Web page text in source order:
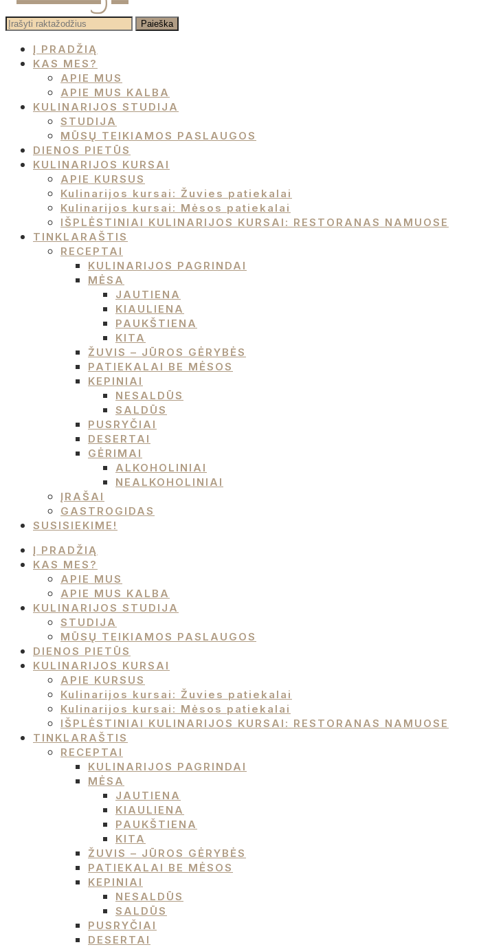
Į PRADŽIĄ
KAS MES?
APIE MUS
APIE MUS KALBA
KULINARIJOS STUDIJA
STUDIJA
MŪSŲ TEIKIAMOS PASLAUGOS
DIENOS PIETŪS
KULINARIJOS KURSAI
APIE KURSUS
Kulinarijos kursai: Žuvies patiekalai
Kulinarijos kursai: Mėsos patiekalai
IŠPLĖSTINIAI KULINARIJOS KURSAI: RESTORANAS NAMUOSE
TINKLARAŠTIS
RECEPTAI
KULINARIJOS PAGRINDAI
MĖSA
JAUTIENA
KIAULIENA
PAUKŠTIENA
KITA
ŽUVIS – JŪROS GĖRYBĖS
PATIEKALAI BE MĖSOS
KEPINIAI
NESALDŪS
SALDŪS
PUSRYČIAI
DESERTAI
GĖRIMAI
ALKOHOLINIAI
NEALKOHOLINIAI
ĮRAŠAI
GASTROGIDAS
SUSISIEKIME!
Į PRADŽIĄ
KAS MES?
APIE MUS
APIE MUS KALBA
KULINARIJOS STUDIJA
STUDIJA
MŪSŲ TEIKIAMOS PASLAUGOS
DIENOS PIETŪS
KULINARIJOS KURSAI
APIE KURSUS
Kulinarijos kursai: Žuvies patiekalai
Kulinarijos kursai: Mėsos patiekalai
IŠPLĖSTINIAI KULINARIJOS KURSAI: RESTORANAS NAMUOSE
TINKLARAŠTIS
RECEPTAI
KULINARIJOS PAGRINDAI
MĖSA
JAUTIENA
KIAULIENA
PAUKŠTIENA
KITA
ŽUVIS – JŪROS GĖRYBĖS
PATIEKALAI BE MĖSOS
KEPINIAI
NESALDŪS
SALDŪS
PUSRYČIAI
DESERTAI